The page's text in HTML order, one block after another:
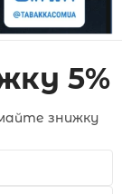
5%
знижку